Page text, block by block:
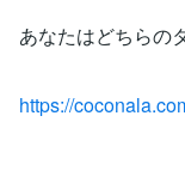
あなたはどちらの
https://